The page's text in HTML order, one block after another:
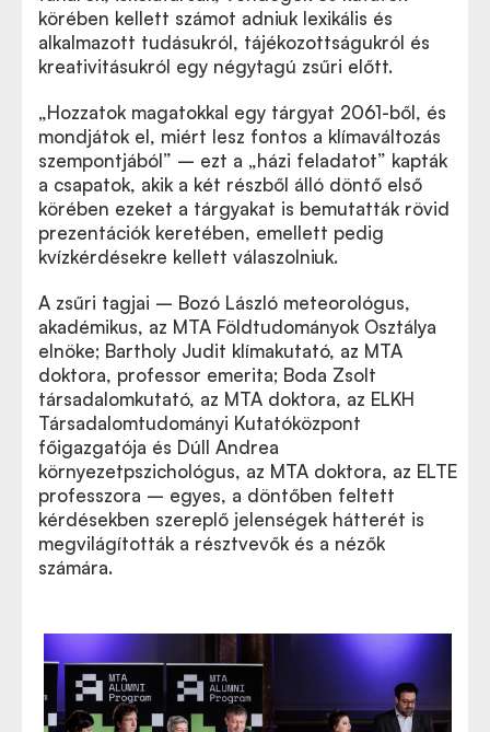
körében kellett számot adniuk lexikális és
alkalmazott tudásukról, tájékozottságukról és
kreativitásukról egy négytagú zsűri előtt.
„Hozzatok magatokkal egy tárgyat 2061-ből, és
mondjátok el, miért lesz fontos a klímaváltozás
szempontjából” – ezt a „házi feladatot” kapták
a csapatok, akik a két részből álló döntő első
körében ezeket a tárgyakat is bemutatták rövid
prezentációk keretében, emellett pedig
kvízkérdésekre kellett válaszolniuk.
A zsűri tagjai – Bozó László meteorológus,
akadémikus, az MTA Földtudományok Osztálya
elnöke; Bartholy Judit klímakutató, az MTA
doktora, professor emerita; Boda Zsolt
társadalomkutató, az MTA doktora, az ELKH
Társadalomtudományi Kutatóközpont
főigazgatója és Dúll Andrea
környezetpszichológus, az MTA doktora, az ELTE
professzora – egyes, a döntőben feltett
kérdésekben szereplő jelenségek hátterét is
megvilágították a résztvevők és a nézők
számára.